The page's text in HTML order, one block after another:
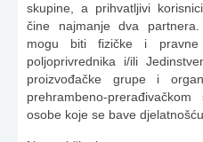
skupine, a prihvatljivi
čine najmanje dva
mogu biti fizičke i
poljoprivrednika i/ili
proizvođačke grupe i
prehrambeno-
osobe koje se bave